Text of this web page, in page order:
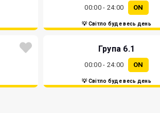
00:00 - 24:00 ON
💡 Світло буде весь день
Група 6.1
00:00 - 24:00 ON
💡 Світло буде весь день